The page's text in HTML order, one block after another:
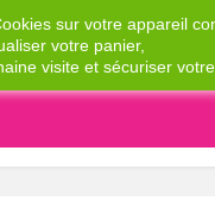
sur votre appareil
votre panier,
visite et sécuriser votre